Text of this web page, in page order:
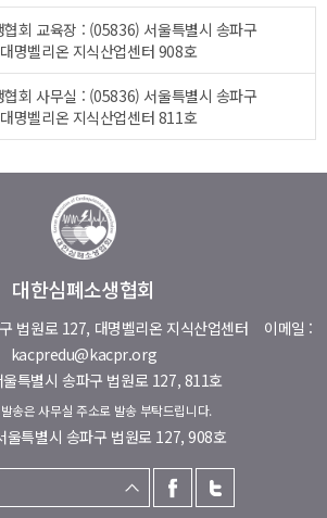
협회 교육장 : (05836) 서울특별시 송파구
명벨리온 지식산업센터 908호
협회 사무실 : (05836) 서울특별시 송파구
명벨리온 지식산업센터 811호
대한심폐소생협회
법원로 127, 대명벨리온 지식산업센터 이메일 :
kacpredu@kacpr.org
울특별시 송파구 법원로 127, 811호
송은 사무실 주소로 발송 부탁드립니다.
울특별시 송파구 법원로 127, 908호